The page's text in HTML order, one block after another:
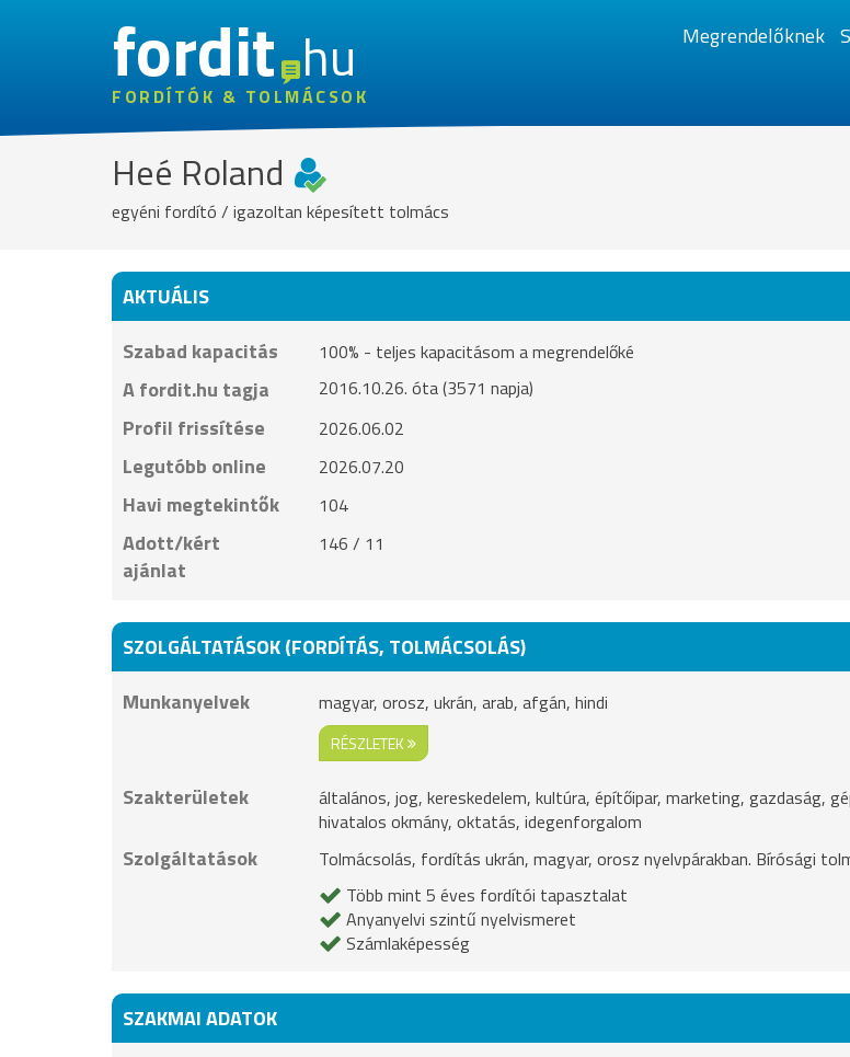
fordithu
FORDÍTÓK & TOLMÁCSOK
Megrendelőknek
Heé Roland
egyéni fordító / igazoltan képesített tolmács
AKTUÁLIS
Szabad kapacitás
100% - teljes kapacitásom a megrendelőké
A fordit.hu tagja 2016.10.26. óta (3571 napja)
Profil frissítése 2026.06.02
Legutóbb online 2026.07.20
Havi megtekintők 104
Adott/kért
ajánlat
146 / 11
SZOLGÁLTATÁSOK (FORDÍTÁS, TOLMÁCSOLÁS)
Munkanyelvek
magyar, orosz, ukrán, arab, afgán, hindi
RÉSZLETEK
Szakterületek
általános, jog, kereskedelem, kultúra, építőipar, marketing, gazdaság,
hivatalos okmány, oktatás, idegenforgalom
Szolgáltatások
Tolmácsolás, fordítás ukrán, magyar, orosz nyelvpárakban. Bírósági
Több mint 5 éves fordítói tapasztalat
Anyanyelvi szintű nyelvismeret
Számlaképesség
SZAKMAI ADATOK